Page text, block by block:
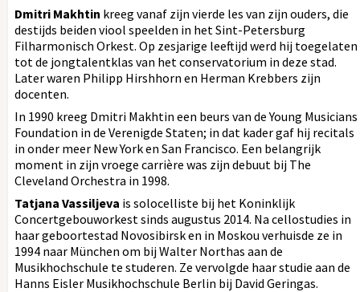
Dmitri Makhtin kreeg vanaf zijn vierde les van zijn ouders, die
destijds beiden viool speelden in het Sint-Petersburg
Filharmonisch Orkest. Op zesjarige leeftijd werd hij toegelaten
tot de jongtalentklas van het conservatorium in deze stad.
Later waren Philipp Hirshhorn en Herman Krebbers zijn
docenten.
In 1990 kreeg Dmitri Makhtin een beurs van de Young Musicians
Foundation in de Verenigde Staten; in dat kader gaf hij recitals
in onder meer New York en San Francisco. Een belangrijk
moment in zijn vroege carrière was zijn debuut bij The
Cleveland Orchestra in 1998.
Tatjana Vassiljeva is solocelliste bij het Koninklijk
Concertgebouworkest sinds augustus 2014. Na cellostudies in
haar geboortestad Novosibirsk en in Moskou verhuisde ze in
1994 naar München om bij Walter Northas aan de
Musikhochschule te studeren. Ze vervolgde haar ­studie aan de
Hanns Eisler Musikhochschule ­Berlin bij David Geringas.